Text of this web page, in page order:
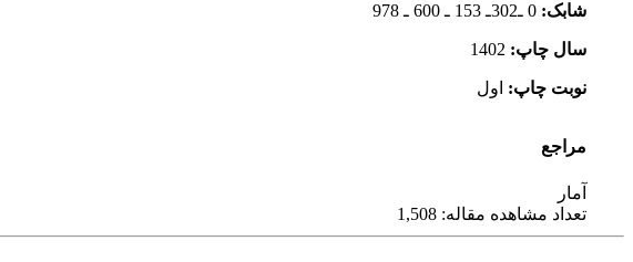
شابک:
سال چاپ:
نوبت چاپ: اول
مراجع
آمار
تعداد مشاهده مقاله: 1,508